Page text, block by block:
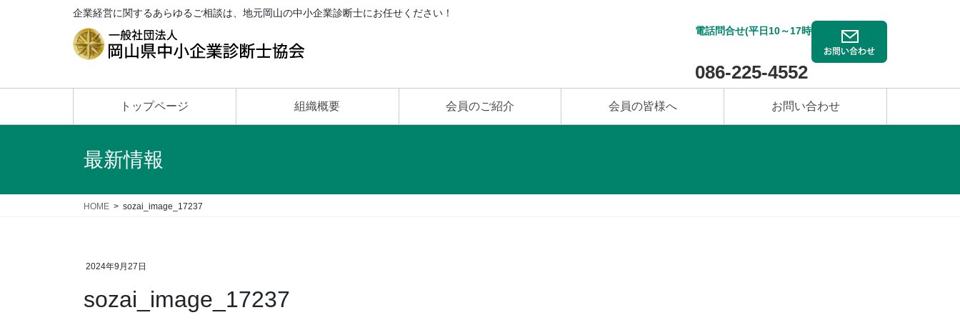
企業経営に関するあらゆるご相談は、地元岡山の中小企業診断士にお任せください！
電話問合せ(平日10～17時)
086-225-4552
トップページ 組織概要 会員のご紹介 会員の皆様へ お問い合わせ
最新情報
HOME sozai_image_17237
2024年9月27日
sozai_image_17237